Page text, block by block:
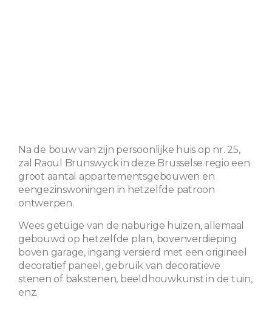
Na de bouw van zijn persoonlijke huis op nr. 25,
zal Raoul Brunswyck in deze Brusselse regio een
groot aantal appartementsgebouwen en
eengezinswoningen in hetzelfde patroon
ontwerpen.
Wees getuige van de naburige huizen, allemaal
gebouwd op hetzelfde plan, bovenverdieping
boven garage, ingang versierd met een origineel
decoratief paneel, gebruik van decoratieve
stenen of bakstenen, beeldhouwkunst in de tuin,
enz.